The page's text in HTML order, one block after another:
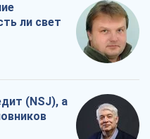
ли свет
(NSJ), а